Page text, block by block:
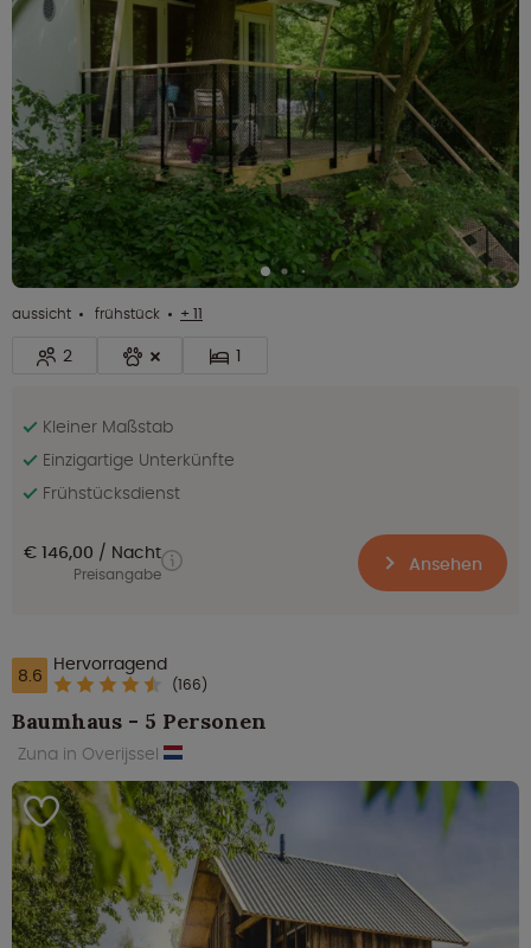
aussicht frühstück + 11
2 1
Kleiner Maßstab
Einzigartige Unterkünfte
Frühstücksdienst
€ 146,00 Nacht
Preisangabe Ansehen
8.6 Hervorragend
(166)
Baumhaus - 5 Personen
Zuna in Overijssel